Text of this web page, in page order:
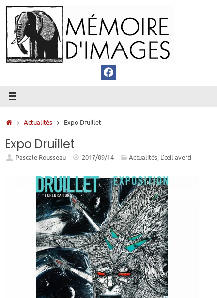
Passer
au
contenu
Accueil
Actualités Expo Druillet
Expo Druillet
Pascale Rousseau 2017/09/14 Actualités, L’œil averti